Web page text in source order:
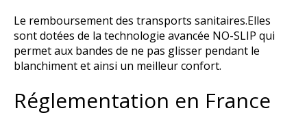
Le remboursement des transports sanitaires.Elles
sont dotées de la technologie avancée NO-SLIP qui
permet aux bandes de ne pas glisser pendant le
blanchiment et ainsi un meilleur confort.
Réglementation en France